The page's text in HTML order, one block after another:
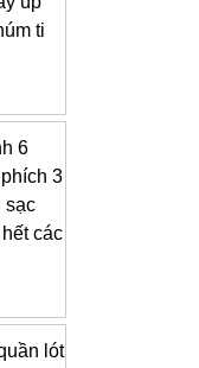
ti
6
3
sạc
các
lót